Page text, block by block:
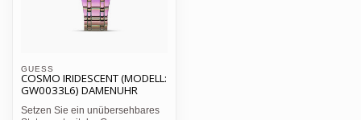
GUESS
COSMO IRIDESCENT (MODELL:
GW0033L6) DAMENUHR
Setzen Sie ein unübersehbares